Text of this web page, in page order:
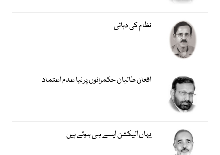
نظام کی دہائی
افغان طالبان حکمرانوں پر نیا عدم اعتماد
یہاں الیکشن ایسے ہی ہوتے ہیں